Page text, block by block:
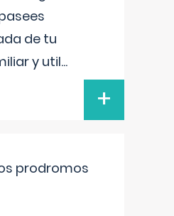
de tu
y util...
+
prodromos